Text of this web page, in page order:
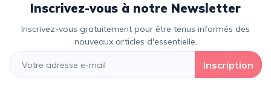
Inscrivez-vous à notre Newsletter
Inscrivez-vous gratuitement pour être tenus informés des
nouveaux articles d'essentielle.
Inscription